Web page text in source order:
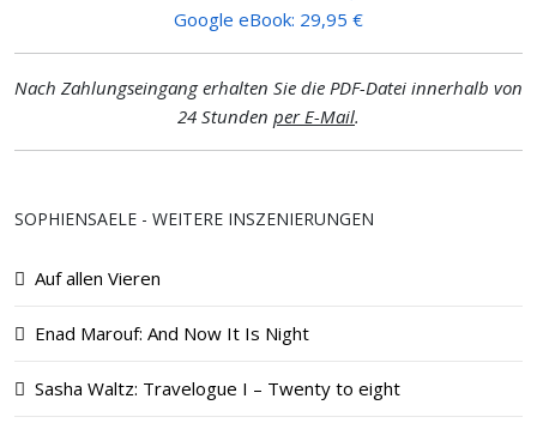
Google eBook: 29,95 €
Nach Zahlungseingang erhalten Sie die PDF-Datei innerhalb von
24 Stunden per E-Mail.
SOPHIENSAELE - WEITERE INSZENIERUNGEN
Auf allen Vieren
Enad Marouf: And Now It Is Night
Sasha Waltz: Travelogue I – Twenty to eight